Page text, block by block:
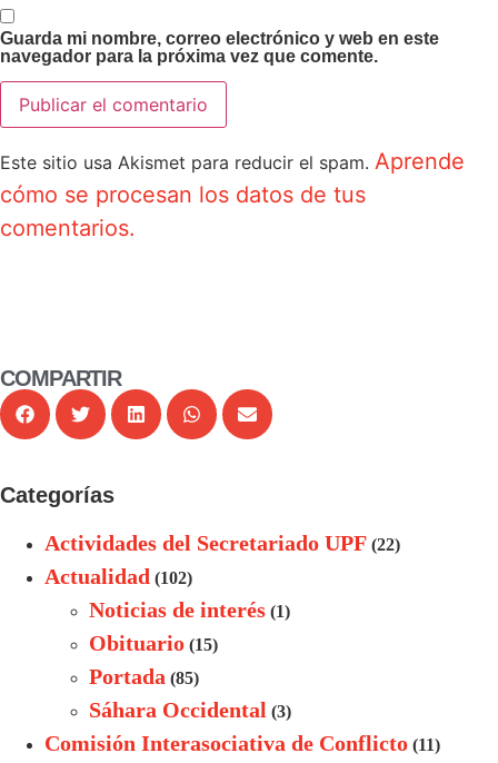
Guarda mi nombre, correo electrónico y web en este
navegador para la próxima vez que comente.
Este sitio usa Akismet para reducir el spam. Aprende
cómo se procesan los datos de tus
comentarios.
COMPARTIR
Categorías
Actividades del Secretariado UPF (22)
Actualidad (102)
Noticias de interés (1)
Obituario (15)
Portada (85)
Sáhara Occidental (3)
Comisión Interasociativa de Conflicto (11)